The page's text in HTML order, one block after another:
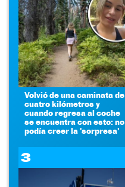
Volvió de una caminata de
cuatro kilómetros y
cuando regresa al coche
se encuentra con esto: no
podía creer la 'sorpresa'
3